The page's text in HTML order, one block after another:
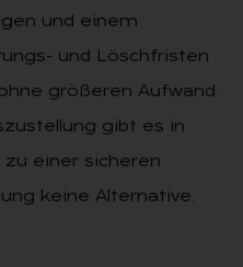
und einem
und Löschfristen
grö­ßeren Aufwand.
gibt es in
einer sicheren
keine Alternative.